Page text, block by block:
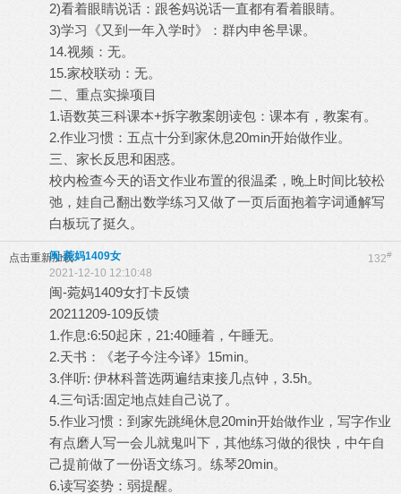
2)看着眼睛说话：跟爸妈说话一直都有看着眼睛。
3)学习《又到一年入学时》：群内申爸早课。
14.视频：无。
15.家校联动：无。
二、重点实操项目
1.语数英三科课本+拆字教案朗读包：课本有，教案有。
2.作业习惯：五点十分到家休息20min开始做作业。
三、家长反思和困惑。
校内检查今天的语文作业布置的很温柔，晚上时间比较松
弛，娃自己翻出数学练习又做了一页后面抱着字词通解写
白板玩了挺久。
点击重新加载 132#
闽-菀妈1409女
2021-12-10 12:10:48
闽-菀妈1409女打卡反馈
20211209-109反馈
1.作息:6:50起床，21:40睡着，午睡无。
2.天书：《老子今注今译》15min。
3.伴听: 伊林科普选两遍结束接几点钟，3.5h。
4.三句话:固定地点娃自己说了。
5.作业习惯：到家先跳绳休息20min开始做作业，写字作业
有点磨人写一会儿就鬼叫下，其他练习做的很快，中午自
己提前做了一份语文练习。练琴20min。
6.读写姿势：弱提醒。